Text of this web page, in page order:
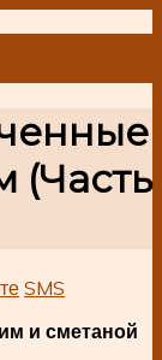
(Часть
SMS
и сметаной